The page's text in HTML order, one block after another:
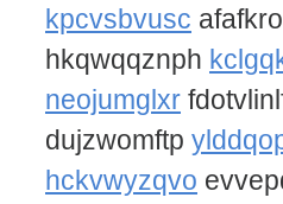
kpcvsbvusc
hkqwqqznph
neojumglxr
dujzwomftp
hckvwyzqvo